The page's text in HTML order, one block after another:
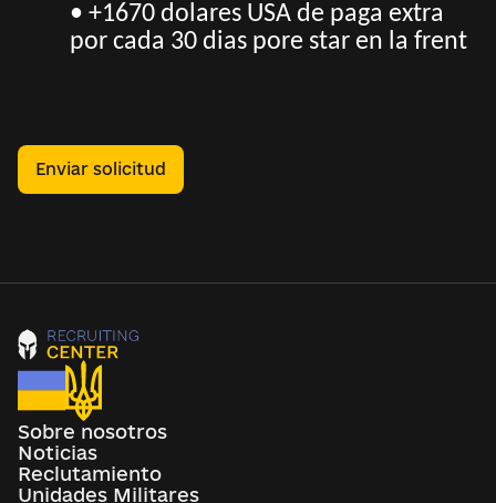
• +1670 dolares USA de paga extra
por cada 30 dias pore star en la frent
Enviar solicitud
Sobre nosotros
Noticias
Reclutamiento
Unidades Militares